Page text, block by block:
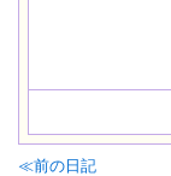
≪前の日記